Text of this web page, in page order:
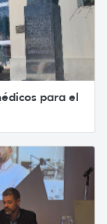
para el